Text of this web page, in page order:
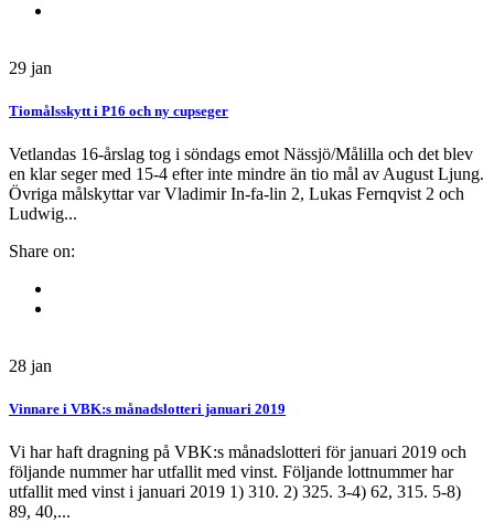
29 jan
Tiomålsskytt i P16 och ny cupseger
Vetlandas 16-årslag tog i söndags emot Nässjö/Målilla och det blev
en klar seger med 15-4 efter inte mindre än tio mål av August Ljung.
Övriga målskyttar var Vladimir In-fa-lin 2, Lukas Fernqvist 2 och
Ludwig...
Share on:
28 jan
Vinnare i VBK:s månadslotteri januari 2019
Vi har haft dragning på VBK:s månadslotteri för januari 2019 och
följande nummer har utfallit med vinst. Följande lottnummer har
utfallit med vinst i januari 2019 1) 310. 2) 325. 3-4) 62, 315. 5-8)
89, 40,...